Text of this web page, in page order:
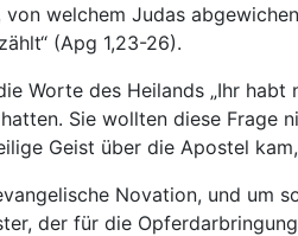
welchem Judas
(Apg 1,23-26).
Worte des Heilands „Ihr
Sie wollten diese
Geist über die Apostel
Novation, und um
der für die